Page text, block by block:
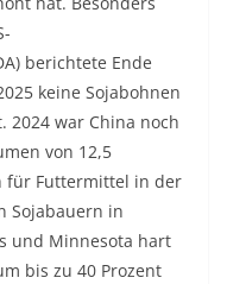
berichtete Ende
keine Sojabohnen
2024 war China noch
von 12,5
für Futtermittel in der
Sojabauern in
und Minnesota hart
bis zu 40 Prozent